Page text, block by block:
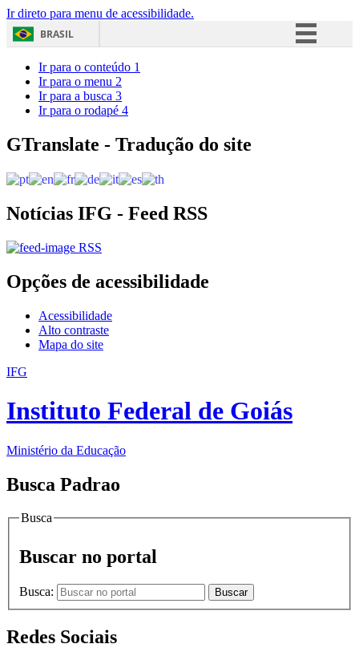
Ir direto para menu de acessibilidade.
BRASIL
Acesso à informação
Ir para o conteúdo 1
Ir para o menu 2
Ir para a busca 3
Ir para o rodapé 4
GTranslate - Tradução do site
Notícias IFG - Feed RSS
RSS
Opções de acessibilidade
Acessibilidade
Alto contraste
Mapa do site
IFG
Instituto Federal de Goiás
Ministério da Educação
Busca Padrao
Busca
Buscar no portal
Busca: Buscar
Redes Sociais